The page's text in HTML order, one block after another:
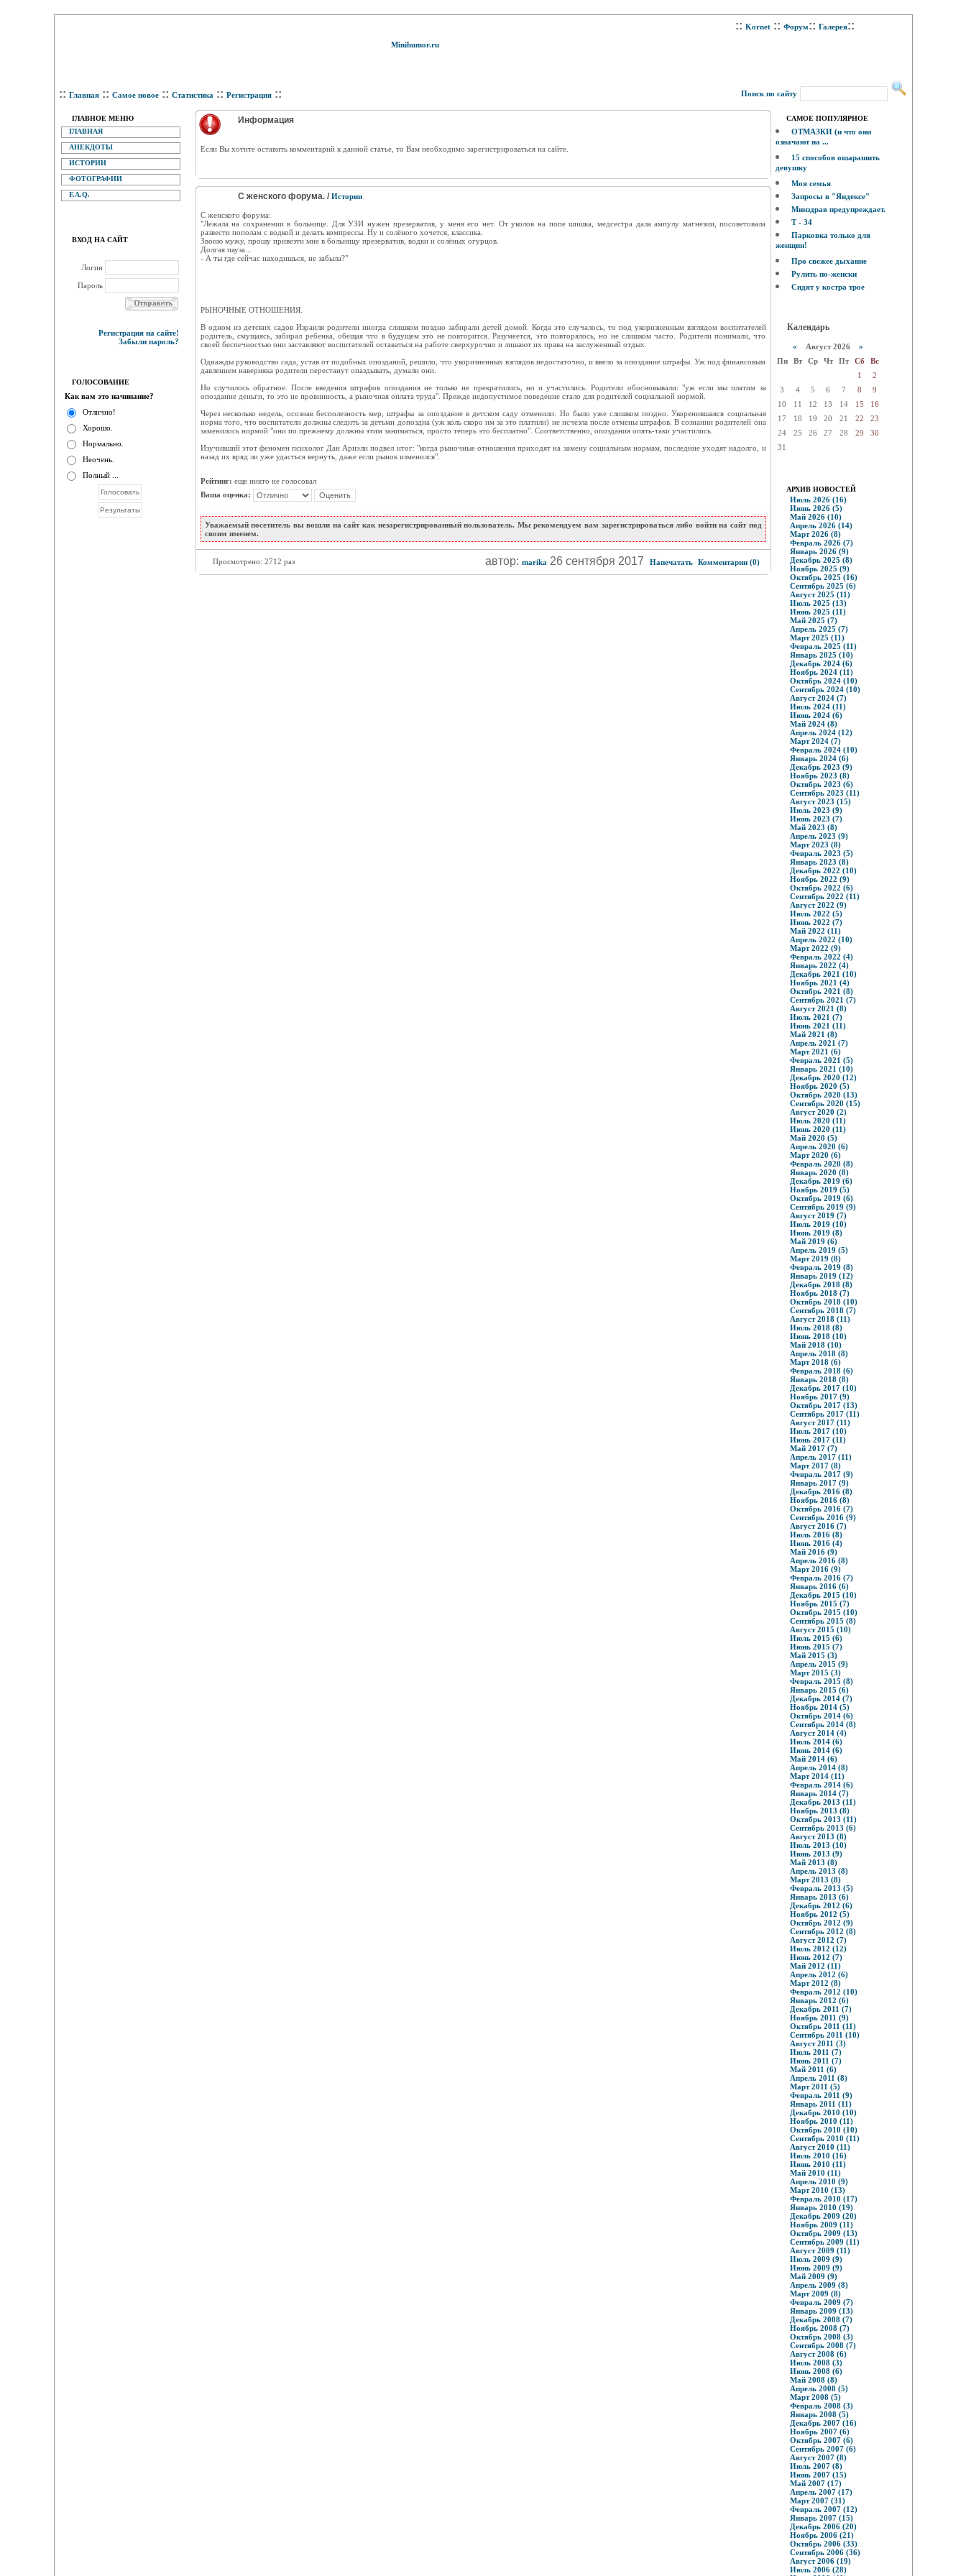
Minihumor.ru
:: Kornet :: Форум:: Галерея::
:: Главная :: Самое новое :: Статистика :: Регистрация :: Поиск по сайту
ГЛАВНОЕ МЕНЮ
ГЛАВНАЯ
АНЕКДОТЫ
ИСТОРИИ
ФОТОГРАФИИ
F.A.Q.
ВХОД НА САЙТ
Логин
Пароль
Регистрация на сайте!
Забыли пароль?
ГОЛОСОВАНИЕ
Как вам это начинание?
Отлично!
Хорошо.
Нормально.
Неочень.
Полный ...
Информация
Eсли Вы хотите оставить комментарий к данной статье, то Вам необходимо зарегистрироваться на сайте.
С женского форума. / Истории
С женского форума:
"Лежала на сохранении в больнице. Для УЗИ нужен презерватив, у меня его нет. От уколов на попе шишка, медсестра дала ампулу магнезии, посоветовала
развести пополам с водкой и делать компрессы. Ну и солёного хочется, классика.
Звоню мужу, прошу привезти мне в больницу презерватив, водки и солёных огурцов.
Долгая пауза...
- А ты где сейчас находишься, не забыла?"
РЫНОЧНЫЕ ОТНОШЕНИЯ.
В одном из детских садов Израиля родители иногда слишком поздно забирали детей домой. Когда это случалось, то под укоризненным взглядом воспитателей
родитель, смущаясь, забирал ребенка, обещая что в будущем это не повторится. Разумеется, это повторялось, но не слишком часто. Родители понимали, что
своей беспечностью они заставляют воспитателей оставаться на работе сверхурочно и лишают их права на заслуженный отдых.
Однажды руководство сада, устав от подобных опозданий, решило, что укоризненных взглядов недостаточно, и ввело за опоздание штрафы. Уж под финансовым
давлением наверняка родители перестанут опаздывать, думали они.
Но случилось обратное. После введения штрафов опоздания не только не прекратились, но и участились. Родители обосновывали: "уж если мы платим за
опоздание деньги, то это не провинность, а рыночная оплата труда". Прежде недопустимое поведение стало для родителей социальной нормой.
Через несколько недель, осознав бесполезность мер, штрафы за опоздание в детском саду отменили. Но было уже слишком поздно. Укоренившаяся социальная
норма того, что воспитатели должны следить за детьми допоздна (уж коль скоро им за это платили) не исчезла после отмены штрафов. В сознании родителей она
заменилось нормой "они по прежнему должны этим заниматься, просто теперь это бесплатно". Соответственно, опоздания опять-таки участились.
Изучивший этот феномен психолог Дан Ариэли подвел итог: "когда рыночные отношения приходят на замену социальным нормам, последние уходят надолго, и
назад их вряд ли уже удасться вернуть, даже если рынок изменился".
Рейтинг: еще никто не голосовал
Ваша оценка:
Уважаемый посетитель вы вошли на сайт как незарегистрированный пользователь. Мы рекомендуем вам зарегистрироваться либо войти на сайт под
своим именем.
Просмотрено: 2712 раз автор: marika 26 сентября 2017 Напечатать Комментарии (0)
САМОЕ ПОПУЛЯРНОЕ
ОТМАЗКИ (и что они
означают на ...
15 способов ошарашить
девушку
Моя семья
Запросы в "Яндексе"
Минздрав предупреждает.
Т - 34
Парковка только для
женщин!
Про свежее дыхание
Рулить по-женски
Сидят у костра трое
Календарь
« Август 2026 »
Пн
Вт Ср Чт Пт Сб
Вс
1
2
3
4 5 6 7 8
9
10
11 12 13 14 15
16
17
18 19 20 21 22
23
24
25 26 27 28 29
30
31
АРХИВ НОВОСТЕЙ
Июль 2026 (16)
Июнь 2026 (5)
Май 2026 (10)
Апрель 2026 (14)
Март 2026 (8)
Февраль 2026 (7)
Январь 2026 (9)
Декабрь 2025 (8)
Ноябрь 2025 (9)
Октябрь 2025 (16)
Сентябрь 2025 (6)
Август 2025 (11)
Июль 2025 (13)
Июнь 2025 (11)
Май 2025 (7)
Апрель 2025 (7)
Март 2025 (11)
Февраль 2025 (11)
Январь 2025 (10)
Декабрь 2024 (6)
Ноябрь 2024 (11)
Октябрь 2024 (10)
Сентябрь 2024 (10)
Август 2024 (7)
Июль 2024 (11)
Июнь 2024 (6)
Май 2024 (8)
Апрель 2024 (12)
Март 2024 (7)
Февраль 2024 (10)
Январь 2024 (6)
Декабрь 2023 (9)
Ноябрь 2023 (8)
Октябрь 2023 (6)
Сентябрь 2023 (11)
Август 2023 (15)
Июль 2023 (9)
Июнь 2023 (7)
Май 2023 (8)
Апрель 2023 (9)
Март 2023 (8)
Февраль 2023 (5)
Январь 2023 (8)
Декабрь 2022 (10)
Ноябрь 2022 (9)
Октябрь 2022 (6)
Сентябрь 2022 (11)
Август 2022 (9)
Июль 2022 (5)
Июнь 2022 (7)
Май 2022 (11)
Апрель 2022 (10)
Март 2022 (9)
Февраль 2022 (4)
Январь 2022 (4)
Декабрь 2021 (10)
Ноябрь 2021 (4)
Октябрь 2021 (8)
Сентябрь 2021 (7)
Август 2021 (8)
Июль 2021 (7)
Июнь 2021 (11)
Май 2021 (8)
Апрель 2021 (7)
Март 2021 (6)
Февраль 2021 (5)
Январь 2021 (10)
Декабрь 2020 (12)
Ноябрь 2020 (5)
Октябрь 2020 (13)
Сентябрь 2020 (15)
Август 2020 (2)
Июль 2020 (11)
Июнь 2020 (11)
Май 2020 (5)
Апрель 2020 (6)
Март 2020 (6)
Февраль 2020 (8)
Январь 2020 (8)
Декабрь 2019 (6)
Ноябрь 2019 (5)
Октябрь 2019 (6)
Сентябрь 2019 (9)
Август 2019 (7)
Июль 2019 (10)
Июнь 2019 (8)
Май 2019 (6)
Апрель 2019 (5)
Март 2019 (8)
Февраль 2019 (8)
Январь 2019 (12)
Декабрь 2018 (8)
Ноябрь 2018 (7)
Октябрь 2018 (10)
Сентябрь 2018 (7)
Август 2018 (11)
Июль 2018 (8)
Июнь 2018 (10)
Май 2018 (10)
Апрель 2018 (8)
Март 2018 (6)
Февраль 2018 (6)
Январь 2018 (8)
Декабрь 2017 (10)
Ноябрь 2017 (9)
Октябрь 2017 (13)
Сентябрь 2017 (11)
Август 2017 (11)
Июль 2017 (10)
Июнь 2017 (11)
Май 2017 (7)
Апрель 2017 (11)
Март 2017 (8)
Февраль 2017 (9)
Январь 2017 (9)
Декабрь 2016 (8)
Ноябрь 2016 (8)
Октябрь 2016 (7)
Сентябрь 2016 (9)
Август 2016 (7)
Июль 2016 (8)
Июнь 2016 (4)
Май 2016 (9)
Апрель 2016 (8)
Март 2016 (9)
Февраль 2016 (7)
Январь 2016 (6)
Декабрь 2015 (10)
Ноябрь 2015 (7)
Октябрь 2015 (10)
Сентябрь 2015 (8)
Август 2015 (10)
Июль 2015 (6)
Июнь 2015 (7)
Май 2015 (3)
Апрель 2015 (9)
Март 2015 (3)
Февраль 2015 (8)
Январь 2015 (6)
Декабрь 2014 (7)
Ноябрь 2014 (5)
Октябрь 2014 (6)
Сентябрь 2014 (8)
Август 2014 (4)
Июль 2014 (6)
Июнь 2014 (6)
Май 2014 (6)
Апрель 2014 (8)
Март 2014 (11)
Февраль 2014 (6)
Январь 2014 (7)
Декабрь 2013 (11)
Ноябрь 2013 (8)
Октябрь 2013 (11)
Сентябрь 2013 (6)
Август 2013 (8)
Июль 2013 (10)
Июнь 2013 (9)
Май 2013 (8)
Апрель 2013 (8)
Март 2013 (8)
Февраль 2013 (5)
Январь 2013 (6)
Декабрь 2012 (6)
Ноябрь 2012 (5)
Октябрь 2012 (9)
Сентябрь 2012 (8)
Август 2012 (7)
Июль 2012 (12)
Июнь 2012 (7)
Май 2012 (11)
Апрель 2012 (6)
Март 2012 (8)
Февраль 2012 (10)
Январь 2012 (6)
Декабрь 2011 (7)
Ноябрь 2011 (9)
Октябрь 2011 (11)
Сентябрь 2011 (10)
Август 2011 (3)
Июль 2011 (7)
Июнь 2011 (7)
Май 2011 (6)
Апрель 2011 (8)
Март 2011 (5)
Февраль 2011 (9)
Январь 2011 (11)
Декабрь 2010 (10)
Ноябрь 2010 (11)
Октябрь 2010 (10)
Сентябрь 2010 (11)
Август 2010 (11)
Июль 2010 (16)
Июнь 2010 (11)
Май 2010 (11)
Апрель 2010 (9)
Март 2010 (13)
Февраль 2010 (17)
Январь 2010 (19)
Декабрь 2009 (20)
Ноябрь 2009 (11)
Октябрь 2009 (13)
Сентябрь 2009 (11)
Август 2009 (11)
Июль 2009 (9)
Июнь 2009 (9)
Май 2009 (9)
Апрель 2009 (8)
Март 2009 (8)
Февраль 2009 (7)
Январь 2009 (13)
Декабрь 2008 (7)
Ноябрь 2008 (7)
Октябрь 2008 (3)
Сентябрь 2008 (7)
Август 2008 (6)
Июль 2008 (3)
Июнь 2008 (6)
Май 2008 (8)
Апрель 2008 (5)
Март 2008 (5)
Февраль 2008 (3)
Январь 2008 (5)
Декабрь 2007 (16)
Ноябрь 2007 (6)
Октябрь 2007 (6)
Сентябрь 2007 (6)
Август 2007 (8)
Июль 2007 (8)
Июнь 2007 (15)
Май 2007 (17)
Апрель 2007 (17)
Март 2007 (31)
Февраль 2007 (12)
Январь 2007 (15)
Декабрь 2006 (20)
Ноябрь 2006 (21)
Октябрь 2006 (33)
Сентябрь 2006 (36)
Август 2006 (19)
Июль 2006 (28)